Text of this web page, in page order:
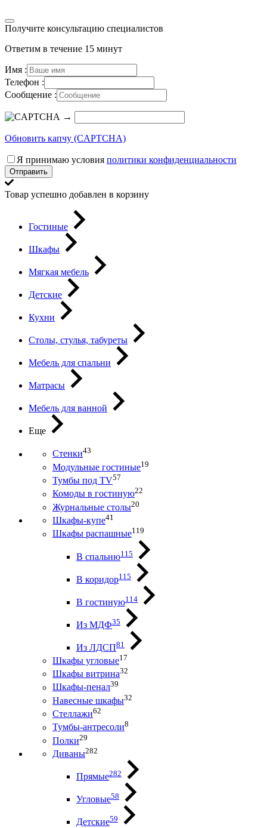
Получите консультацию специалистов
Ответим в течение 15 минут
Имя :
Телефон :
Сообщение :
→
Обновить капчу (CAPTCHA)
Я принимаю условия политики конфиденциальности
Отправить
Товар успешно добавлен в корзину
Гостиные
Шкафы
Мягкая мебель
Детские
Кухни
Столы, стулья, табуреты
Мебель для спальни
Матрасы
Мебель для ванной
Еще
Стенки43
Модульные гостиные19
Тумбы под ТV57
Комоды в гостиную22
Журнальные столы20
Шкафы-купе41
Шкафы распашные119
В спальню115
В коридор115
В гостиную114
Из МДФ35
Из ЛДСП81
Шкафы угловые17
Шкафы витрина32
Шкафы-пенал39
Навесные шкафы32
Стеллажи62
Тумбы-антресоли8
Полки29
Диваны282
Прямые282
Угловые58
Детские59